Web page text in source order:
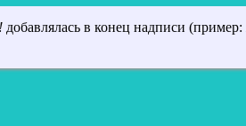
добавлялась в конец надписи (пример: